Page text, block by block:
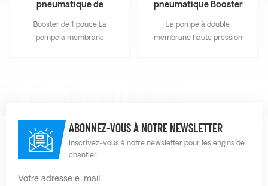
pneumatique de
suralimentation de 1
pouce AOE25B
Booster de 1 pouce La
pompe à membrane
fonction d'amorçage
automatique avec un
amorçage humide de 8 m.
pneumatique Booster
en métal AOE50B
La pompe à double
membrane haute pression
ABONNEZ-VOUS À NOTRE NEWSLETTER
Inscrivez-vous à notre newsletter pour les engins de
chantier.